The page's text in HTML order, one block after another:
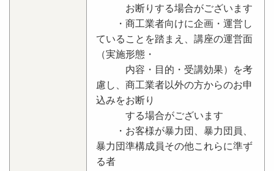
お断りする場合がございます
・商工業者向けに企画・運営し
ていることを踏まえ、講座の運営面
（実施形態・
内容・目的・受講効果）を考
慮し、商工業者以外の方からのお申
込みをお断り
する場合がございます
・お客様が暴力団、暴力団員、
暴力団準構成員その他これらに準ず
る者